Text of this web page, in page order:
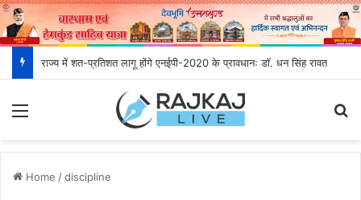
राज्य में शत-प्रतिशत लागू होंगे एनईपी-2020 के प्रावधानः डाॅ. धन सिंह रावत
Home /discipline